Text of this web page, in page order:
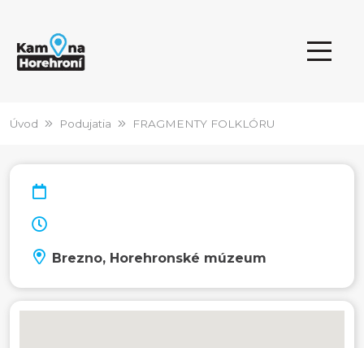
Úvod Podujatia FRAGMENTY FOLKLÓRU
Brezno, Horehronské múzeum